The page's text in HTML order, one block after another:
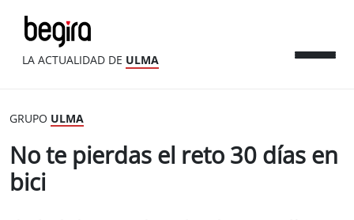
LA ACTUALIDAD DE ULMA
GRUPO ULMA
No te pierdas el reto 30 días en
bici